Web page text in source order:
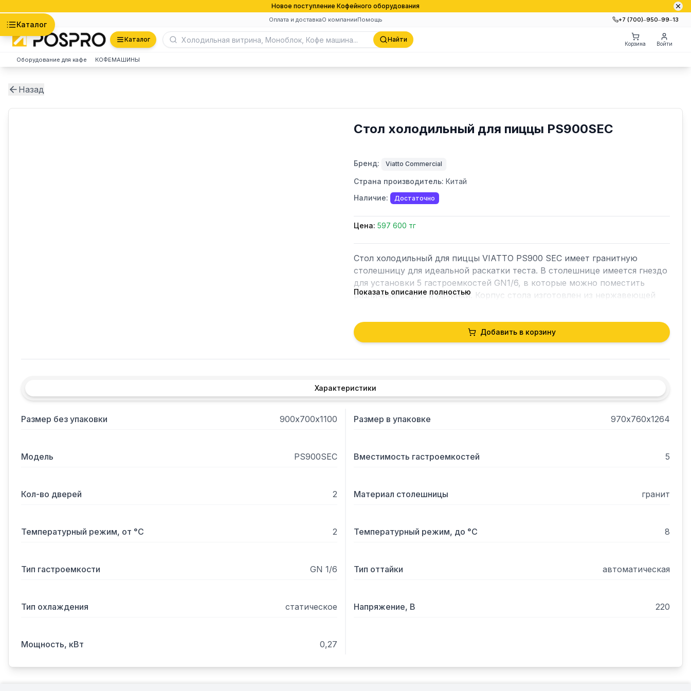
Новое поступление Кофейного оборудования
Оплата и доставкаО компанииПомощь +7 (700)‒950‒99‒13
Каталог
Каталог Найти
Корзина Войти
Оборудование для кафе КОФЕМАШИНЫ
Назад
Стол холодильный для пиццы PS900SEC
Бренд: Viatto Commercial
Страна производитель: Китай
Наличие:
Достаточно
Цена: 597 600 тг
Стол холодильный для пиццы VIATTO PS900 SEC имеет гранитную
столешницу для идеальной раскатки теста. В столешнице имеется гнездо
для установки 5 гастроемкостей GN1/6, в которые можно поместить
различные соусы и начинки. Корпус стола изготовлен из нержавеющей
Камера внутри — из алюминия. Внутренний объем — 285 л. Размер
камеры 850х595х456 позволяет разместить на каждой полке
гасстроемкость GN1/1. Стол имеет нижнее расположение агрегата.
Компактный размер позволяет разместить стол на небольшой кухне.
Показать описание полностью
Добавить в корзину
Характеристики
Размер без упаковки 900х700х1100 Размер в упаковке 970х760х1264
Модель PS900SEC Вместимость гастроемкостей 5
Кол-во дверей 2 Материал столешницы гранит
Температурный режим, от °С 2 Температурный режим, до °С 8
Тип гастроемкости GN 1/6 Тип оттайки автоматическая
Тип охлаждения статическое Напряжение, В 220
Мощность, кВт 0,27